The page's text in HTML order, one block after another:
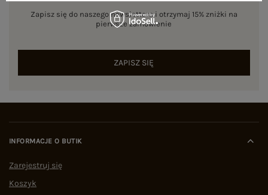
Zapisz się do naszego newslettera i otrzymaj 15% zniżki na
pierwsze zamówienie
ZAPISZ SIĘ
INFORMACJE O BUTIK
Zarejestruj się
Koszyk